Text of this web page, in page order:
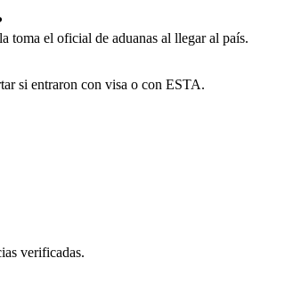
toma el oficial de aduanas al llegar al país.
si entraron con visa o con ESTA.
verificadas.